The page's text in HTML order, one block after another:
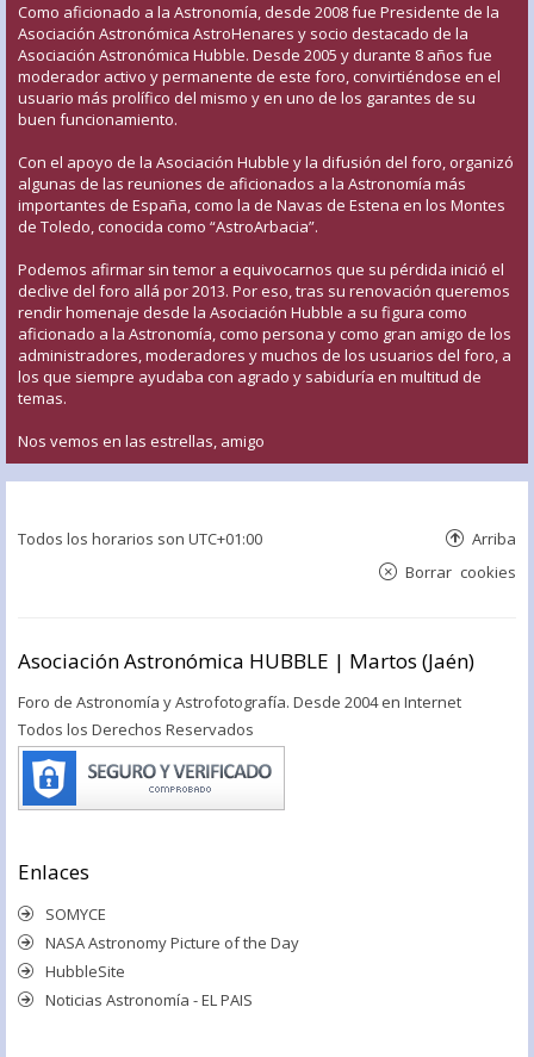
Como aficionado a la Astronomía, desde 2008 fue Presidente de la
Asociación Astronómica AstroHenares y socio destacado de la
Asociación Astronómica Hubble. Desde 2005 y durante 8 años fue
moderador activo y permanente de este foro, convirtiéndose en el
usuario más prolífico del mismo y en uno de los garantes de su
buen funcionamiento.
Con el apoyo de la Asociación Hubble y la difusión del foro, organizó
algunas de las reuniones de aficionados a la Astronomía más
importantes de España, como la de Navas de Estena en los Montes
de Toledo, conocida como “AstroArbacia”.
Podemos afirmar sin temor a equivocarnos que su pérdida inició el
declive del foro allá por 2013. Por eso, tras su renovación queremos
rendir homenaje desde la Asociación Hubble a su figura como
aficionado a la Astronomía, como persona y como gran amigo de los
administradores, moderadores y muchos de los usuarios del foro, a
los que siempre ayudaba con agrado y sabiduría en multitud de
temas.
Nos vemos en las estrellas, amigo
Todos los horarios son UTC+01:00 Arriba
Borrar cookies
Asociación Astronómica HUBBLE | Martos (Jaén)
Foro de Astronomía y Astrofotografía. Desde 2004 en Internet
Todos los Derechos Reservados
Enlaces
SOMYCE
NASA Astronomy Picture of the Day
HubbleSite
Noticias Astronomía - EL PAIS